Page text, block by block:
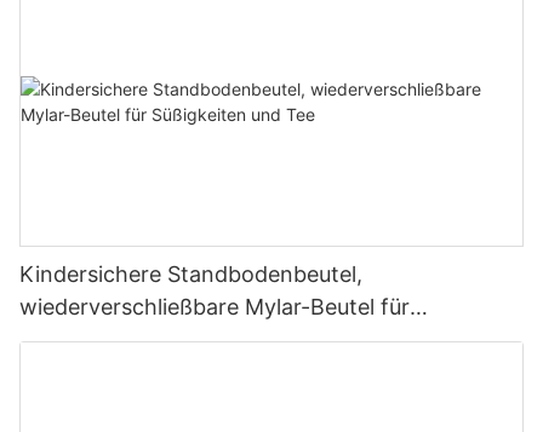
Kindersichere Standbodenbeutel,
wiederverschließbare Mylar-Beutel für
Süßigkeiten und Tee